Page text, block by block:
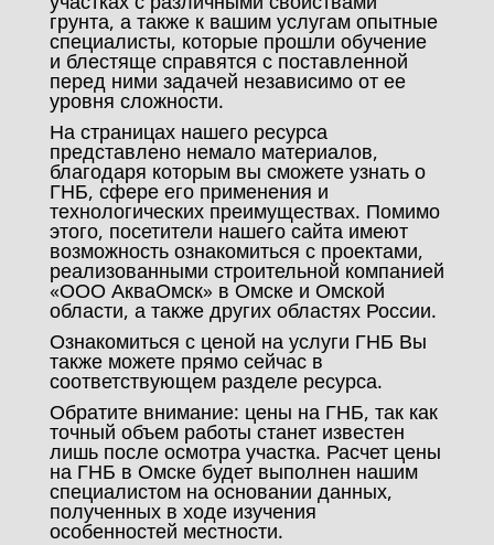
грунта, а также к вашим услугам опытные
специалисты, которые прошли обучение
и блестяще справятся с поставленной
перед ними задачей независимо от ее
уровня сложности.
На страницах нашего ресурса
представлено немало материалов,
благодаря которым вы сможете узнать о
ГНБ, сфере его применения и
технологических преимуществах. Помимо
этого, посетители нашего сайта имеют
возможность ознакомиться с проектами,
реализованными строительной компанией
«ООО АкваОмск» в Омске и Омской
области, а также других областях России.
Ознакомиться с ценой на услуги ГНБ Вы
также можете прямо сейчас в
соответствующем разделе ресурса.
Обратите внимание: цены на ГНБ, так как
точный объем работы станет известен
лишь после осмотра участка. Расчет цены
на ГНБ в Омске будет выполнен нашим
специалистом на основании данных,
полученных в ходе изучения
особенностей местности.